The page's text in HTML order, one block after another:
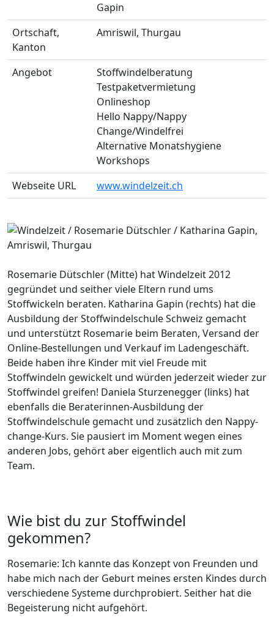
Gapin
Ortschaft,
Kanton
Amriswil, Thurgau
Angebot
Stoffwindelberatung
Testpaketvermietung
Onlineshop
Hello Nappy/Nappy
Change/Windelfrei
Alternative Monatshygiene
Workshops
Webseite URL
www.windelzeit.ch
Rosemarie Dütschler (Mitte) hat Windelzeit 2012
gegründet und seither viele Eltern rund ums
Stoffwickeln beraten. Katharina Gapin (rechts) hat die
Ausbildung der Stoffwindelschule Schweiz gemacht
und unterstützt Rosemarie beim Beraten, Versand der
Online-Bestellungen und Verkauf im Ladengeschäft.
Beide haben ihre Kinder mit viel Freude mit
Stoffwindeln gewickelt und würden jederzeit wieder zur
Stoffwindel greifen! Daniela Sturzenegger (links) hat
ebenfalls die Beraterinnen-Ausbildung der
Stoffwindelschule gemacht und zusätzlich den Nappy-
change-Kurs. Sie pausiert im Moment wegen eines
anderen Jobs, gehört aber eigentlich auch mit zum
Team.
Wie bist du zur Stoffwindel
gekommen?
Rosemarie: Ich kannte das Konzept von Freunden und
habe mich nach der Geburt meines ersten Kindes durch
verschiedene Systeme durchprobiert. Seither hat die
Begeisterung nicht aufgehört.